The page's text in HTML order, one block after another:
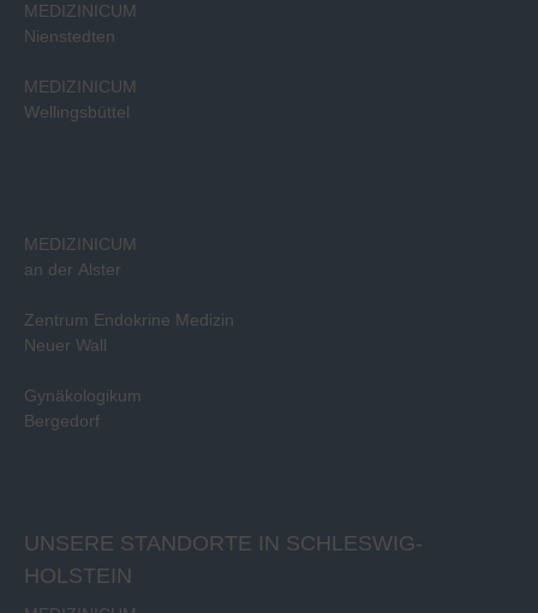
MEDIZINICUM
Nienstedten
MEDIZINICUM
Wellingsbüttel
MEDIZINICUM
an der Alster
Zentrum Endokrine Medizin
Neuer Wall
Gynäkologikum
Bergedorf
UNSERE STANDORTE IN SCHLESWIG-
HOLSTEIN